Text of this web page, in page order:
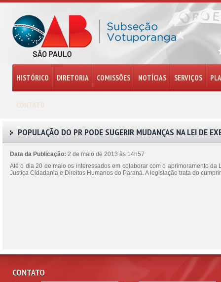
HISTÓRICO DIRETORIA COMISSÕES NOTÍCIAS SERVIÇOS
CONTATO
POPULAÇÃO DO PR PODE SUGERIR MUDANÇAS NA LEI DE
Data da Publicação: 2 de maio de 2013 às 14h57
Até o dia 20 de maio os interessados em colaborar com o aprimoramento
Justiça Cidadania e Direitos Humanos do Paraná. A legislação trata do
CONTATO